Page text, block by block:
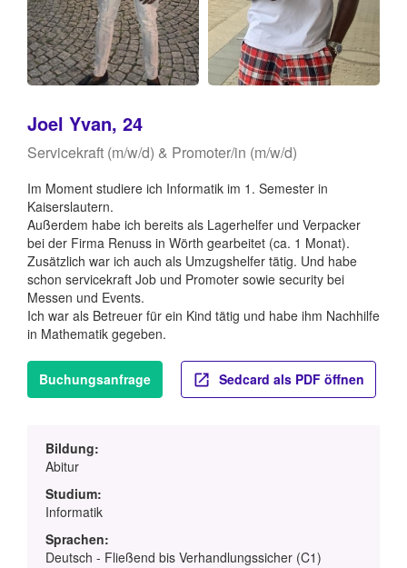
Joel Yvan, 24
Servicekraft (m/w/d) & Promoter/in (m/w/d)
Im Moment studiere ich Informatik im 1. Semester in
Kaiserslautern.
Außerdem habe ich bereits als Lagerhelfer und Verpacker
bei der Firma Renuss in Wörth gearbeitet (ca. 1 Monat).
Zusätzlich war ich auch als Umzugshelfer tätig. Und habe
schon servicekraft Job und Promoter sowie security bei
Messen und Events.
Ich war als Betreuer für ein Kind tätig und habe ihm Nachhilfe
in Mathematik gegeben.
Buchungsanfrage Sedcard als PDF öffnen
Bildung:
Abitur
Studium:
Informatik
Sprachen:
Deutsch - Fließend bis Verhandlungssicher (C1)